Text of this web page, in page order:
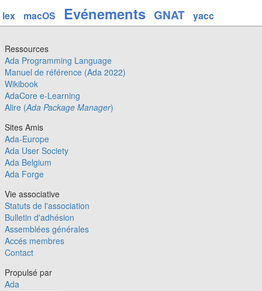
lex macOS Evénements GNAT yacc
Ressources
Ada Programming Language
Manuel de référence (Ada 2022)
Wikibook
AdaCore e-Learning
Alire (Ada Package Manager)
Sites Amis
Ada-Europe
Ada User Society
Ada Belgium
Ada Forge
Vie associative
Statuts de l'association
Bulletin d'adhésion
Assemblées générales
Accés membres
Contact
Propulsé par
Ada